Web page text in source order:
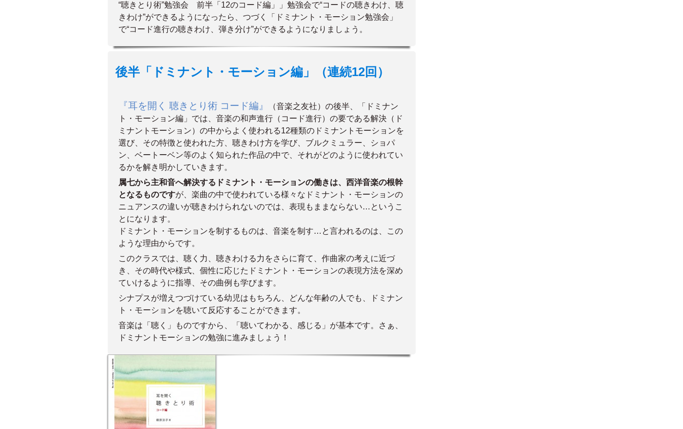
“聴きとり術”勉強会 前半「12のコード編」」勉強会で“コードの聴きわけ、聴
きわけ”ができるようになったら、つづく「ドミナント・モーション勉強会」
で“コード進行の聴きわけ、弾き分け”ができるようになりましょう。
後半「ドミナント・モーション編」（連続12回）
『耳を開く 聴きとり術 コード編』
（音楽之友社）の後半、「ドミナン
ト・モーション編」では、音楽の和声進行（コード進行）の要である解決（ド
ミナントモーション）の中からよく使われる12種類のドミナントモーションを
選び、その特徴と使われた方、聴きわけ方を学び、ブルクミュラー、ショパ
ン、ベートーベン等のよく知られた作品の中で、それがどのように使われてい
るかを解き明かしていきます。
属七から主和音へ解決するドミナント・モーションの働きは、西洋音楽の根幹
となるものですが、楽曲の中で使われている様々なドミナント・モーションの
ニュアンスの違いが聴きわけられないのでは、表現もままならない…というこ
とになります。
ドミナント・モーションを制するものは、音楽を制す…と言われるのは、この
ような理由からです。
このクラスでは、聴く力、聴きわける力をさらに育て、作曲家の考えに近づ
き、その時代や様式、個性に応じたドミナント・モーションの表現方法を深め
ていけるように指導、その曲例も学びます。
シナプスが増えつづけている幼児はもちろん、どんな年齢の人でも、ドミナン
ト・モーションを聴いて反応することができます。
音楽は「聴く」ものですから、「聴いてわかる、感じる」が基本です。さぁ、
ドミナントモーションの勉強に進みましょう！